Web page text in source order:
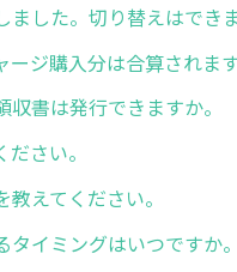
した。切り替えはでき
ジ購入分は合算されます
書は発行できますか。
さい。
えてください。
イミングはいつですか。